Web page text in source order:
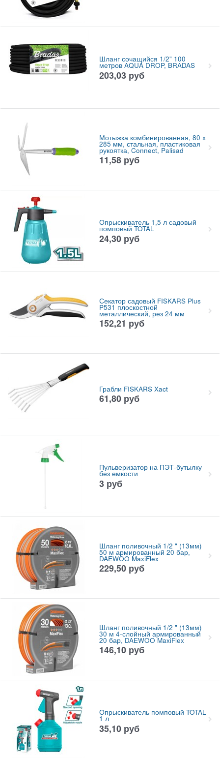
Шланг сочащийся 1/2" 100
метров AQUA DROP, BRADAS
203,03 руб
Мотыжка комбинированная, 80 х
285 мм, стальная, пластиковая
рукоятка, Connect, Palisad
11,58 руб
Опрыскиватель 1,5 л садовый
помповый TOTAL
24,30 руб
Секатор садовый FISKARS Plus
P531 плоскостной
металлический, рез 24 мм
152,21 руб
Грабли FISKARS Xact
61,80 руб
Пульверизатор на ПЭТ-бутылку
без емкости
3 руб
Шланг поливочный 1/2 " (13мм)
50 м армированный 20 бар,
DAEWOO MaxiFlex
229,50 руб
Шланг поливочный 1/2 " (13мм)
30 м 4-слойный армированный
20 бар, DAEWOO MaxiFlex
146,10 руб
Опрыскиватель помповый TOTAL
1 л
35,10 руб